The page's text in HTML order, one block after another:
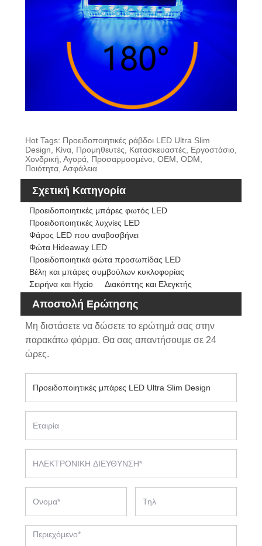
Hot Tags: Προειδοποιητικές ράβδοι LED Ultra Slim
Design, Κίνα, Προμηθευτές, Κατασκευαστές, Εργοστάσιο,
Χονδρική, Αγορά, Προσαρμοσμένο, OEM, ODM,
Ποιότητα, Ασφάλεια
Σχετική Κατηγορία
Προειδοποιητικές μπάρες φωτός LED
Προειδοποιητικές λυχνίες LED
Φάρος LED που αναβοσβήνει
Φώτα Hideaway LED
Προειδοποιητικά φώτα προσωπίδας LED
Βέλη και μπάρες συμβούλων κυκλοφορίας
Σειρήνα και Ηχείο
Διακόπτης και Ελεγκτής
Αποστολή Ερώτησης
Μη διστάσετε να δώσετε το ερώτημά σας στην
παρακάτω φόρμα. Θα σας απαντήσουμε σε 24
ώρες.